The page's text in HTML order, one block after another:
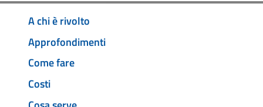
A chi è rivolto
Approfondimenti
Come fare
Costi